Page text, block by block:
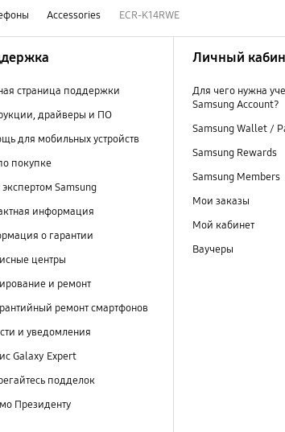
Accessories ECR-K14RWE
страница поддержки
драйверы и ПО
для мобильных устройств
покупке
экспертом Samsung
информация
о гарантии
центры
и ремонт
ремонт смартфонов
и уведомления
Galaxy Expert
подделок
Президенту
Личный
Для чего нужна
Samsung Account?
Samsung Wallet /
Samsung Rewards
Samsung Members
Мои заказы
Мой кабинет
Ваучеры